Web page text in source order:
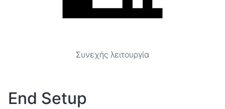
Συνεχής λειτουργία
End Setup